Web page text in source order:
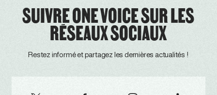
SUIVRE ONE VOICE SUR LES
RÉSEAUX SOCIAUX
Restez informé et partagez les dernières actualités !